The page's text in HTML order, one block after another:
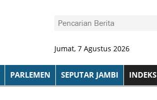
Jumat, 7 Agustus 2026
PARLEMEN SEPUTAR JAMBI INDEKS